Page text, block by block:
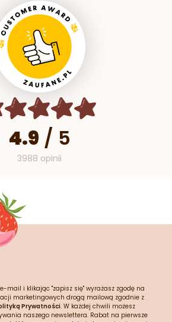
4.9 / 5
3988 opinii
mail i klikając "zapisz się" wyrażasz zgodę na
marketingowych drogą mailową zgodnie z
Prywatności. W każdej chwili możesz
naszego newslettera. Rabat na pierwsze